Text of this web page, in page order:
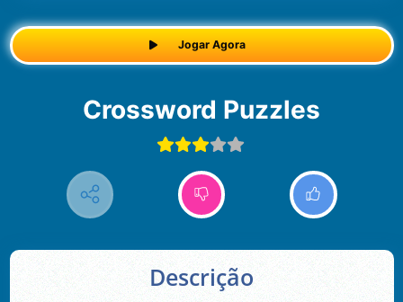
Jogar Agora
Crossword Puzzles
Descrição